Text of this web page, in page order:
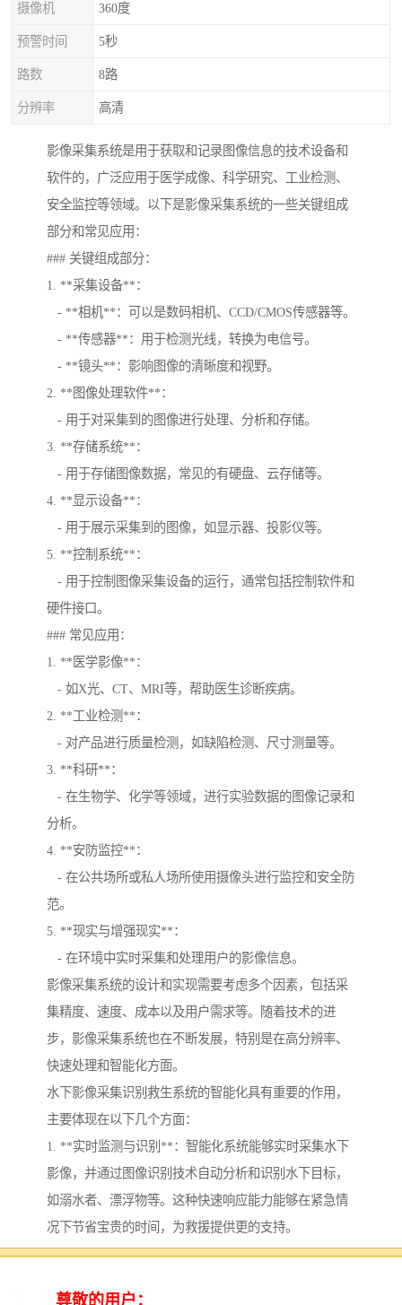
摄像机 360度
预警时间 5秒
路数 8路
分辨率 高清
影像采集系统是用于获取和记录图像信息的技术设备和
软件的，广泛应用于医学成像、科学研究、工业检测、
安全监控等领域。以下是影像采集系统的一些关键组成
部分和常见应用：
### 关键组成部分：
1. **采集设备**：
- **相机**：可以是数码相机、CCD/CMOS传感器等。
- **传感器**：用于检测光线，转换为电信号。
- **镜头**：影响图像的清晰度和视野。
2. **图像处理软件**：
- 用于对采集到的图像进行处理、分析和存储。
3. **存储系统**：
- 用于存储图像数据，常见的有硬盘、云存储等。
4. **显示设备**：
- 用于展示采集到的图像，如显示器、投影仪等。
5. **控制系统**：
- 用于控制图像采集设备的运行，通常包括控制软件和
硬件接口。
### 常见应用：
1. **医学影像**：
- 如X光、CT、MRI等，帮助医生诊断疾病。
2. **工业检测**：
- 对产品进行质量检测，如缺陷检测、尺寸测量等。
3. **科研**：
- 在生物学、化学等领域，进行实验数据的图像记录和
分析。
4. **安防监控**：
- 在公共场所或私人场所使用摄像头进行监控和安全防
范。
5. **现实与增强现实**：
- 在环境中实时采集和处理用户的影像信息。
影像采集系统的设计和实现需要考虑多个因素，包括采
集精度、速度、成本以及用户需求等。随着技术的进
步，影像采集系统也在不断发展，特别是在高分辨率、
快速处理和智能化方面。
水下影像采集识别救生系统的智能化具有重要的作用，
主要体现在以下几个方面：
1. **实时监测与识别**：智能化系统能够实时采集水下
影像，并通过图像识别技术自动分析和识别水下目标，
如溺水者、漂浮物等。这种快速响应能力能够在紧急情
况下节省宝贵的时间，为救援提供更的支持。
2. **数据处理与分析**：借助人工智能和机器学习技